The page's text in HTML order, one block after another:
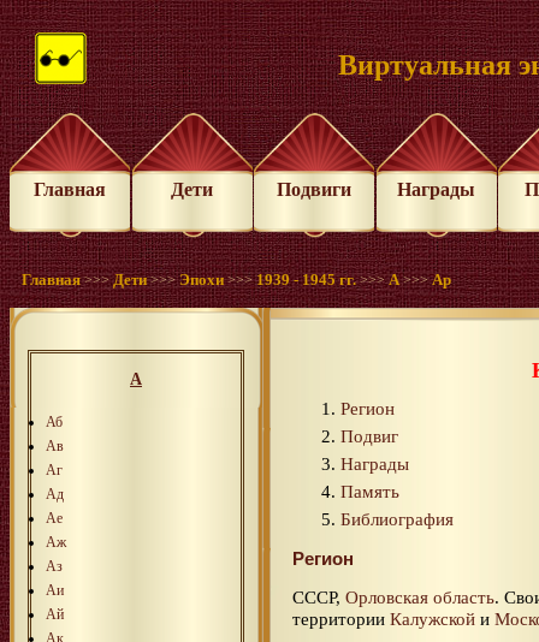
Виртуальная
Главная Дети Подвиги Награды
Главная >>>Дети >>>Эпохи >>>1939 - 1945 гг. >>>А >>>Ар
А
Аб
Ав
Аг
Ад
Ае
Аж
Аз
Аи
Ай
Ак
Регион
Подвиг
Награды
Память
Библиография
Регион
СССР, Орловская область.
территории Калужской и